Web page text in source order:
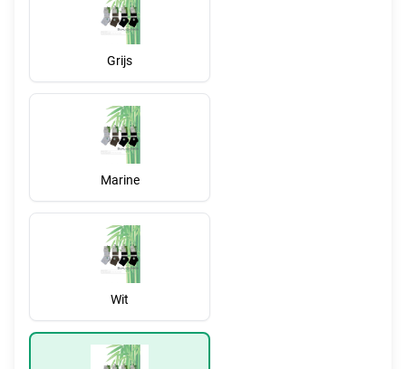
Grijs
Marine
Wit